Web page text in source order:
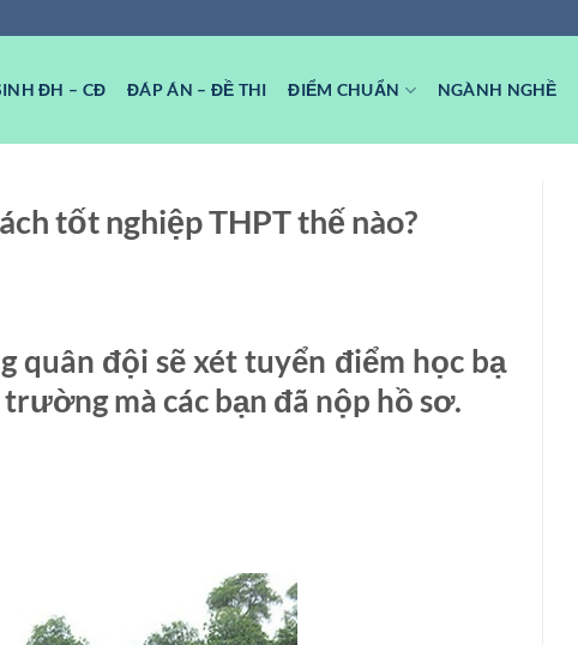
ĐH – CĐ ĐÁP ÁN – ĐỀ THI ĐIỂM CHUẨN NGÀNH NGHỀ
tốt nghiệp THPT thế nào?
quân đội sẽ xét tuyển điểm học bạ
mà các bạn đã nộp hồ sơ.